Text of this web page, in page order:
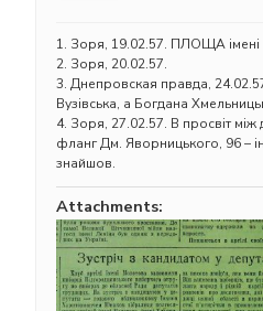
1. Зоря, 19.02.57. ПЛОЩА
2. Зоря, 20.02.57.
3. Днепровская правда,
Вузівська, а Богдана
4. Зоря, 27.02.57. В просвіт
фланг Дм. Яворницького, 96 –
знайшов.
Attachments: